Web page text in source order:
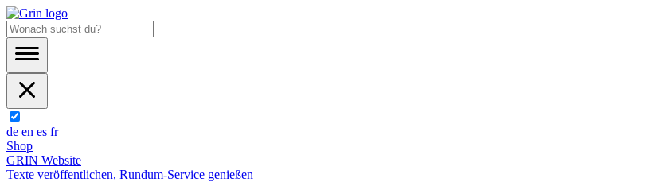
de en es fr
Shop
GRIN Website
Texte veröffentlichen, Rundum-Service genießen